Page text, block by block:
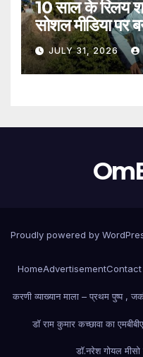
10 साल के रिलय
सोशल मीडिया पर
JULY 31, 2026
Proudly powered by
HomeAdvertisementContact
करणी व्याख्यान माला – प्रथम पुष्प ,
डॉ राम कुमार कच्छावा का
डॉ.नरेश गोयल मीसो